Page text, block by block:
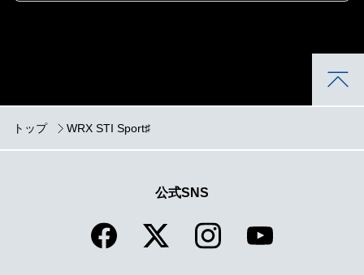
トップ WRX STI Sport♯
公式SNS